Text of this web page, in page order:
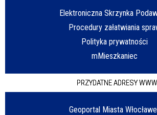
Elektroniczna Skrzynka
Procedury załatwiania
Polityka prywatności
mMieszkaniec
PRZYDATNE ADRESY WWW
Geoportal Miasta